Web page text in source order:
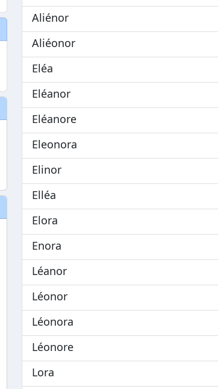
Aliénor
Aliéonor
Eléa
Eléanor
Eléanore
Eleonora
Elinor
Elléa
Elora
Enora
Léanor
Léonor
Léonora
Léonore
Lora